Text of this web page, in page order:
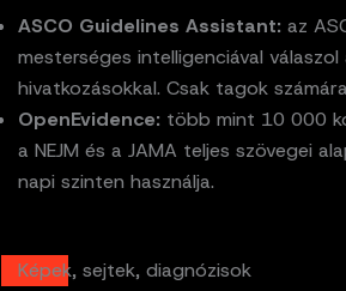
ASCO Guidelines Assistant: az
mesterséges intelligenciával
hivatkozásokkal. Csak tagok
OpenEvidence: több mint 10 000
a NEJM és a JAMA teljes szövegei
napi szinten használja.
Képek, sejtek, diagnózisok